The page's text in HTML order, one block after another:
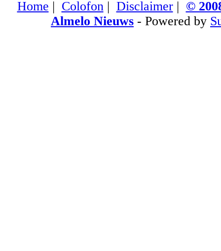
Home | Colofon| Disclaimer| ©
Almelo Nieuws - Powered by